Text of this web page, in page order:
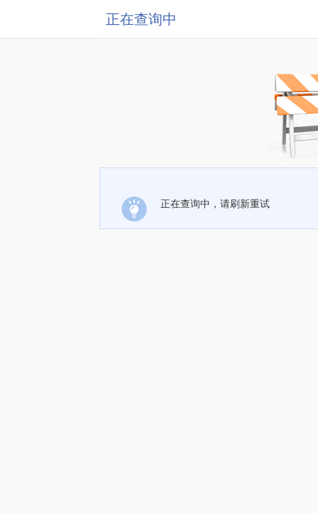
正在查询中
正在查询中，请刷新重试